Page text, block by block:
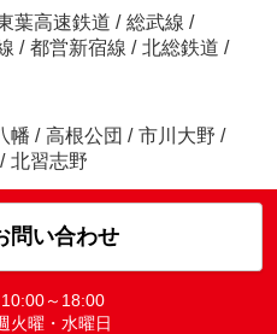
葉高速鉄道 / 総武線 /
/ 都営新宿線 / 北総鉄道 /
幡 / 高根公団 / 市川大野 /
/ 北習志野
問い合わせ
10:00～18:00
火曜・水曜日